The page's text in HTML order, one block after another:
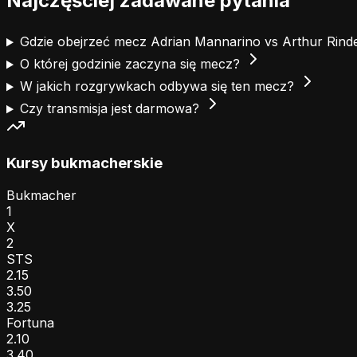
Gdzie obejrzeć mecz Adrian Mannarino vs Arthur
O której godzinie zaczyna się mecz?
W jakich rozgrywkach odbywa się ten mecz?
Czy transmisja jest darmowa?
Kursy bukmacherskie
Bukmacher
1
X
2
STS
2.15
3.50
3.25
Fortuna
2.10